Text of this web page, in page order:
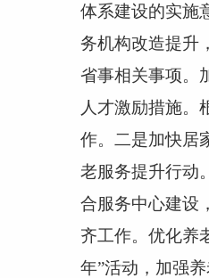
体系建设的实施
务机构改造提升
省事相关事项。
人才激励措施。
作。二是加快居
老服务提升行动
合服务中心建设
齐工作。优化养
年”活动，加强